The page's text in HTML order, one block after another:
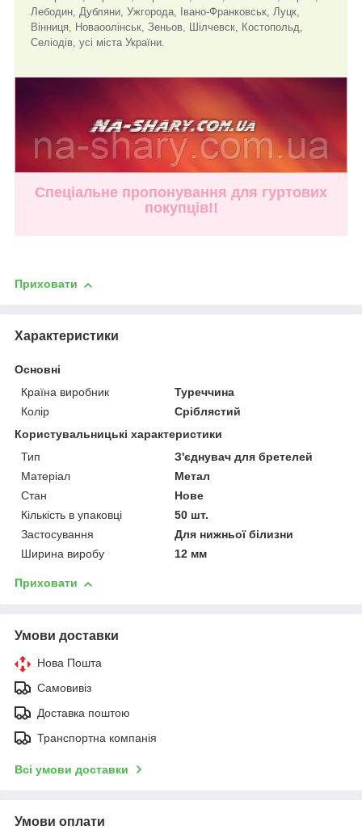
Лебодин, Дубляни, Ужгорода, Івано-Франковськ, Луцк,
Вінниця, Новаоолінськ, Зеньов, Шілчевск, Костопольд,
Селіодів, усі міста України.
Спеціальне пропонування для гуртових
покупців!!
Приховати
Характеристики
Основні
Країна виробник
Туреччина
Колір
Сріблястий
Користувальницькі характеристики
Тип
З'єднувач для бретелей
Матеріал
Метал
Стан
Нове
Кількість в упаковці
50 шт.
Застосування
Для нижньої білизни
Ширина виробу
12 мм
Приховати
Умови доставки
Нова Пошта
Самовивіз
Доставка поштою
Транспортна компанія
Всі умови доставки
Умови оплати